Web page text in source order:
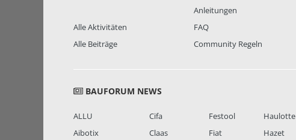
Alle Aktivitäten
Alle Beiträge
Anleitungen
FAQ
Community Regeln
BAUFORUM NEWS
ALLU
Aibotix
Cifa
Claas
Festool
Fiat
Haulotte
Hazet